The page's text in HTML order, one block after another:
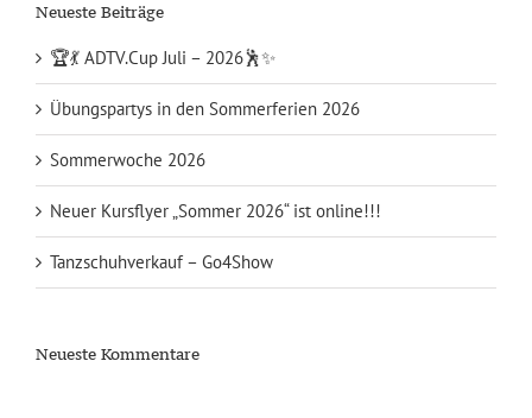
Neueste Beiträge
🏆💃 ADTV.Cup Juli – 2026🕺✨
Übungspartys in den Sommerferien 2026
Sommerwoche 2026
Neuer Kursflyer „Sommer 2026“ ist online!!!
Tanzschuhverkauf – Go4Show
Neueste Kommentare